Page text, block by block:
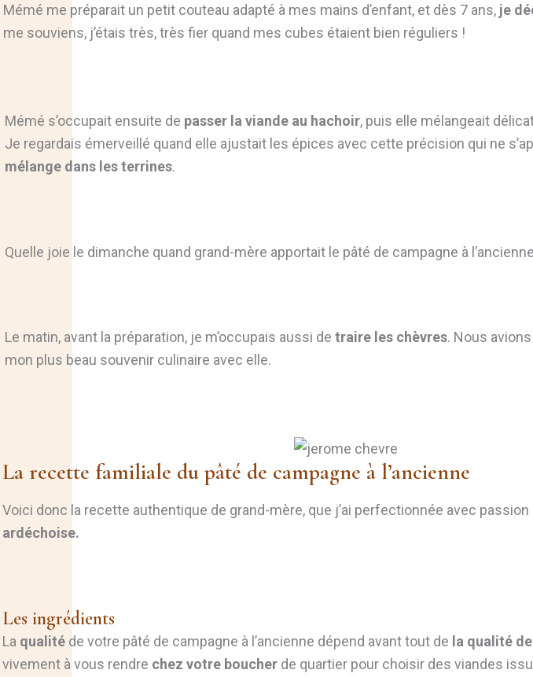
Mémé me préparait un petit couteau adapté à mes mains d’enfant, et dès 7 ans, je
me souviens, j’étais très, très fier quand mes cubes étaient bien réguliers !
Mémé s’occupait ensuite de passer la viande au hachoir, puis elle mélangeait
Je regardais émerveillé quand elle ajustait les épices avec cette précision qui ne
mélange dans les terrines.
Quelle joie le dimanche quand grand-mère apportait le pâté de campagne à
Le matin, avant la préparation, je m’occupais aussi de traire les chèvres. Nous
mon plus beau souvenir culinaire avec elle.
La recette familiale du pâté de campagne à l’ancienne
Voici donc la recette authentique de grand-mère, que j’ai perfectionnée avec
ardéchoise.
Les ingrédients
La qualitéde votre pâté de campagne à l’ancienne dépend avant tout de la qualité
vivement à vous rendre chez votre boucherde quartier pour choisir des viandes